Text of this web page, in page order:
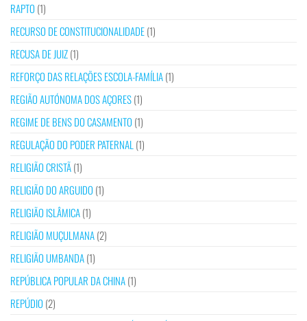
RAPTO (1)
RECURSO DE CONSTITUCIONALIDADE(1)
RECUSA DE JUIZ(1)
REFORÇO DAS RELAÇÕES ESCOLA-FAMÍLIA(1)
REGIÃO AUTÓNOMA DOS AÇORES(1)
REGIME DE BENS DO CASAMENTO (1)
REGULAÇÃO DO PODER PATERNAL (1)
RELIGIÃO CRISTÃ(1)
RELIGIÃO DO ARGUIDO (1)
RELIGIÃO ISLÂMICA(1)
RELIGIÃO MUÇULMANA(2)
RELIGIÃO UMBANDA(1)
REPÚBLICA POPULAR DA CHINA(1)
REPÚDIO (2)